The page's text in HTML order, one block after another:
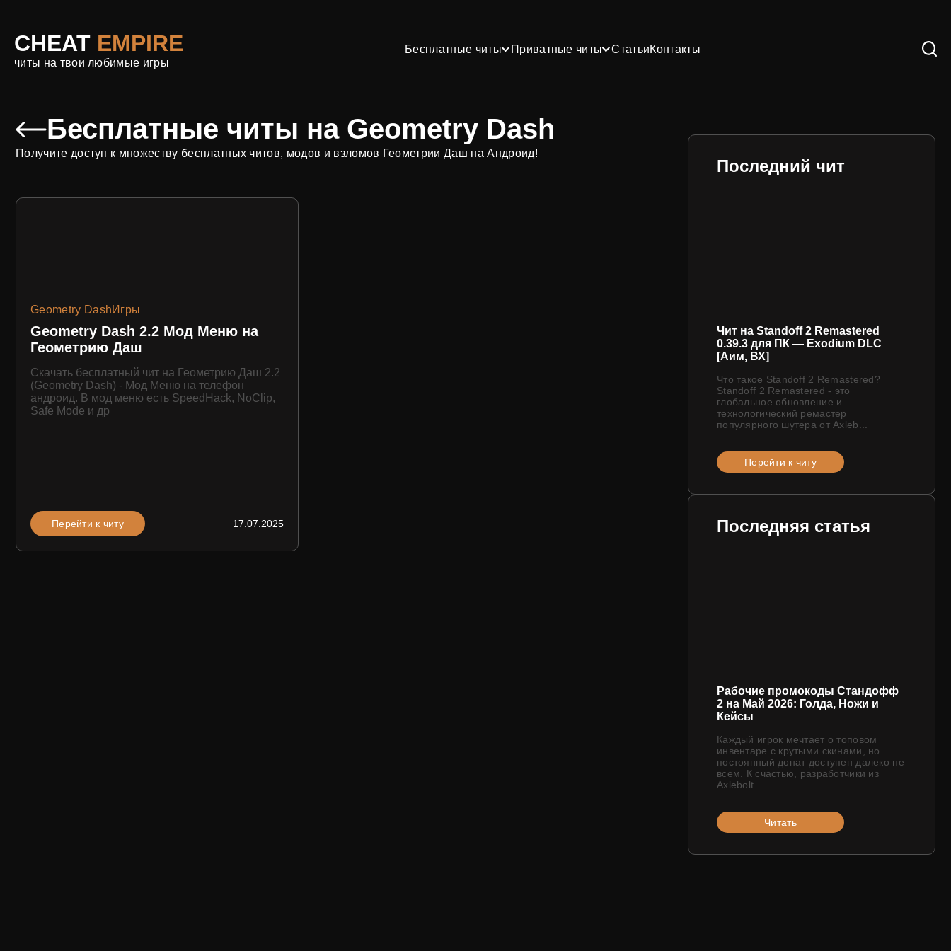
CHEAT EMPIRE
читы на твои любимые игры
Бесплатные читы Приватные читы СтатьиКонтакты
Бесплатные читы на Geometry Dash
Получите доступ к множеству бесплатных читов, модов и взломов Геометрии Даш на Андроид!
Geometry DashИгры
Geometry Dash 2.2 Мод Меню на
Геометрию Даш
Скачать бесплатный чит на Геометрию Даш 2.2
(Geometry Dash) - Мод Меню на телефон
андроид. В мод меню есть SpeedHack, NoClip,
Safe Mode и др
Перейти к читу 17.07.2025
Последний чит
Чит на Standoff 2 Remastered
0.39.3 для ПК — Exodium DLC
[Аим, ВХ]
Что такое Standoff 2 Remastered?
Standoff 2 Remastered - это
глобальное обновление и
технологический ремастер
популярного шутера от Axleb...
Перейти к читу
Последняя статья
Рабочие промокоды Стандофф
2 на Май 2026: Голда, Ножи и
Кейсы
Каждый игрок мечтает о топовом
инвентаре с крутыми скинами, но
постоянный донат доступен далеко не
всем. К счастью, разработчики из
Axlebolt...
Читать